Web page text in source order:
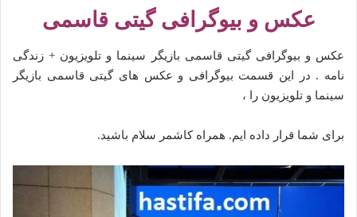
عکس و بیوگرافی گیتی قاسمی
عکس و بیوگرافی گیتی قاسمی بازیگر سینما و تلویزیون + زندگی
نامه . در این قسمت بیوگرافی و عکس های گیتی قاسمی بازیگر
سینما و تلویزیون را ،
برای شما قرار داده ایم. همراه کاشمر سلام باشید.